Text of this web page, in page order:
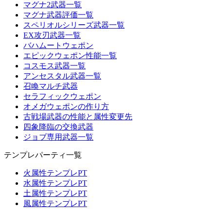
マグナ2武器一覧
マグナ武器評価一覧
スペリオルシリーズ武器一覧
EX攻刃武器一覧
バハムートウェポン
エピックウェポン性能一覧
コスモス武器一覧
アンセスタル武器一覧
召喚マルチ武器
セラフィックウェポン
オメガウェポンの作り方
古戦場武器の性能と属性変更先
四象降臨の交換武器
ジョブ専用武器一覧
テンプレパーティ一覧
火属性テンプレPT
水属性テンプレPT
土属性テンプレPT
風属性テンプレPT